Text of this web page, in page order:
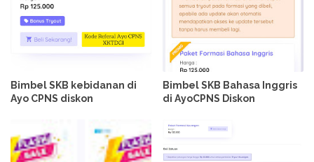
Bimbel SKB kebidanan di
Ayo CPNS diskon
Bimbel SKB Bahasa Inggris
di AyoCPNS Diskon